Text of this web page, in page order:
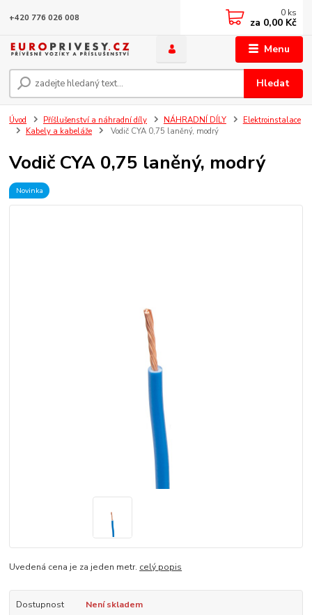
Menu
Hledat
+420 776 026 008 0 ks
za 0,00 Kč
Úvod Příšlušenství a náhradní díly NÁHRADNÍ DÍLY
Elektroinstalace
Kabely a kabeláže
Vodič CYA 0,75 laněný, modrý
Vodič CYA 0,75 laněný, modrý
Novinka
Uvedená cena je za jeden metr. celý popis
Dostupnost Není skladem